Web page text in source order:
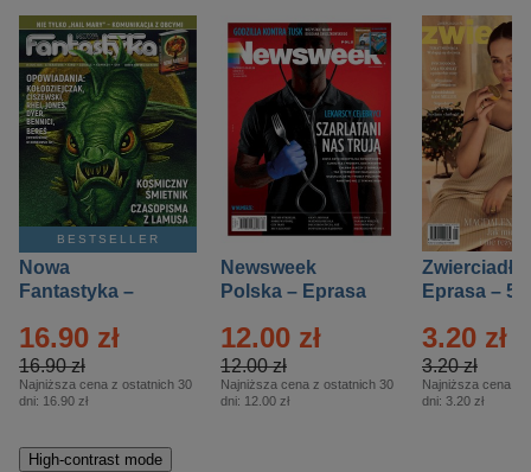
BESTSELLER
Nowa
Fantastyka –
16.90 zł
16.90 zł
Najniższa cena z ostatnich 30
dni: 16.90 zł
Newsweek
Polska – Eprasa
12.00 zł
12.00 zł
Najniższa cena z ostatnich 30
dni: 12.00 zł
Zwierciadło
Eprasa – 5/
3.20 zł
3.20 zł
Najniższa cena z
dni: 3.20 zł
High-contrast mode